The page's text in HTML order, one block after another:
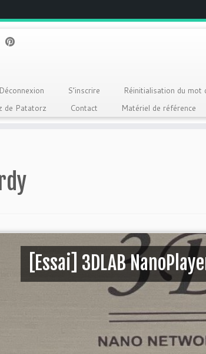
Déconnexion S’inscrire Réinitialisation du mot
de Patatorz
Contact Matériel de référence
[Essai] 3DLAB